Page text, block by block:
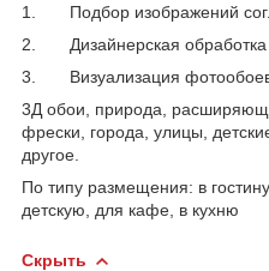
1. Подбор изображений
2. Дизайнерская обработка
3. Визуализация
3Д обои, природа,
фрески, города, улицы,
другое.
По типу размещения: в
детскую, для кафе, в кухню
Скрыть